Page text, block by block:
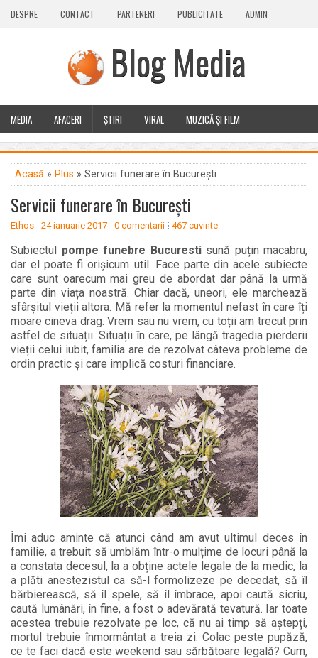
DESPRE CONTACT PARTENERI PUBLICITATE ADMIN
Blog Media
MEDIA AFACERI ȘTIRI VIRAL
MUZICĂ ȘI FILM
CALEIDOSCOP
BLOG GUEST POST PLUS
Acasă » Plus » Servicii funerare în București
Servicii funerare în București
Ethos 24 ianuarie 2017 0 comentarii 467 cuvinte
Subiectul pompe funebre Bucurestisună puțin macabru,
dar el poate fi orișicum util. Face parte din acele subiecte
care sunt oarecum mai greu de abordat dar până la urmă
parte din viața noastră. Chiar dacă, uneori, ele marchează
sfârșitul vieții altora. Mă refer la momentul nefast în care îți
moare cineva drag. Vrem sau nu vrem, cu toții am trecut prin
astfel de situații. Situații în care, pe lângă tragedia pierderii
vieții celui iubit, familia are de rezolvat câteva probleme de
ordin practic și care implică costuri financiare.
Îmi aduc aminte că atunci când am avut ultimul deces în
familie, a trebuit să umblăm într-o mulțime de locuri până la
a constata decesul, la a obține actele legale de la medic, la
a plăti anestezistul ca să-l formolizeze pe decedat, să îl
bărbierească, să îl spele, să îl îmbrace, apoi caută sicriu,
caută lumânări, în fine, a fost o adevărată tevatură. Iar toate
acestea trebuie rezolvate pe loc, că nu ai timp să aștepți,
mortul trebuie înmormântat a treia zi. Colac peste pupăză,
ce te faci dacă este weekend sau sărbătoare legală? Cum,